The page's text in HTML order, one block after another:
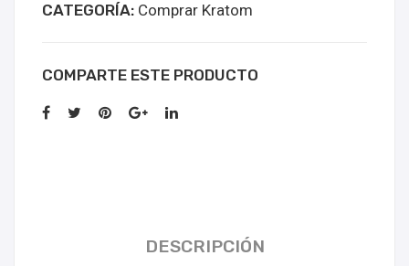
CATEGORÍA: Comprar Kratom
COMPARTE ESTE PRODUCTO
DESCRIPCIÓN